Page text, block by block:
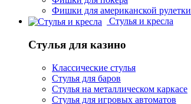
Фишки для американской рулетки
Стулья и кресла
Стулья для казино
Классические стулья
Стулья для баров
Стулья на металлическом каркасе
Стулья для игровых автоматов